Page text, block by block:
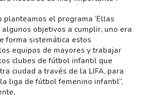
planteamos el programa ‘Ellas
algunos objetivos a cumplir, uno era
forma sistemática estos
equipos de mayores y trabajar
clubes de fútbol infantil que
ciudad a través de la LIFA, para
liga de fútbol femenino infantil”,